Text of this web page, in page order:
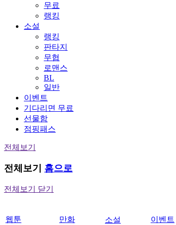
무료
랭킹
소설
랭킹
판타지
무협
로맨스
BL
일반
이벤트
기다리면 무료
선물함
점핑패스
전체보기
전체보기 홈으로
전체보기 닫기
웹툰
만화
소설
이벤트